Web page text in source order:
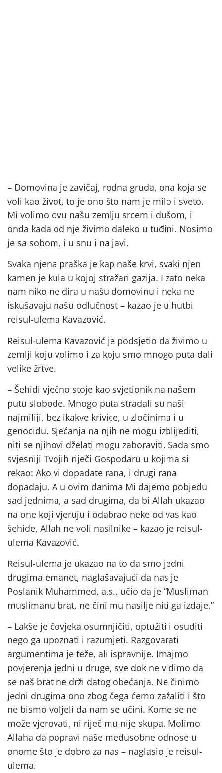
– Domovina je zavičaj, rodna gruda, ona koja se
voli kao život, to je ono što nam je milo i sveto.
Mi volimo ovu našu zemlju srcem i dušom, i
onda kada od nje živimo daleko u tuđini. Nosimo
je sa sobom, i u snu i na javi.
Svaka njena praška je kap naše krvi, svaki njen
kamen je kula u kojoj stražari gazija. I zato neka
nam niko ne dira u našu domovinu i neka ne
iskušavaju našu odlučnost – kazao je u hutbi
reisul-ulema Kavazović.
Reisul-ulema Kavazović je podsjetio da živimo u
zemlji koju volimo i za koju smo mnogo puta dali
velike žrtve.
– Šehidi vječno stoje kao svjetionik na našem
putu slobode. Mnogo puta stradali su naši
najmiliji, bez ikakve krivice, u zločinima i u
genocidu. Sjećanja na njih ne mogu izblijediti,
niti se njihovi dželati mogu zaboraviti. Sada smo
svjesniji Tvojih riječi Gospodaru u kojima si
rekao: Ako vi dopadate rana, i drugi rana
dopadaju. A u ovim danima Mi dajemo pobjedu
sad jednima, a sad drugima, da bi Allah ukazao
na one koji vjeruju i odabrao neke od vas kao
šehide, Allah ne voli nasilnike – kazao je reisul-
ulema Kavazović.
Reisul-ulema je ukazao na to da smo jedni
drugima emanet, naglašavajući da nas je
Poslanik Muhammed, a.s., učio da je “Musliman
muslimanu brat, ne čini mu nasilje niti ga izdaje.”
– Lakše je čovjeka osumnjičiti, optužiti i osuditi
nego ga upoznati i razumjeti. Razgovarati
argumentima je teže, ali ispravnije. Imajmo
povjerenja jedni u druge, sve dok ne vidimo da
se naš brat ne drži datog obećanja. Ne činimo
jedni drugima ono zbog čega ćemo zažaliti i što
ne bismo voljeli da nam se učini. Kome se ne
može vjerovati, ni riječ mu nije skupa. Molimo
Allaha da popravi naše međusobne odnose u
onome što je dobro za nas – naglasio je reisul-
ulema.